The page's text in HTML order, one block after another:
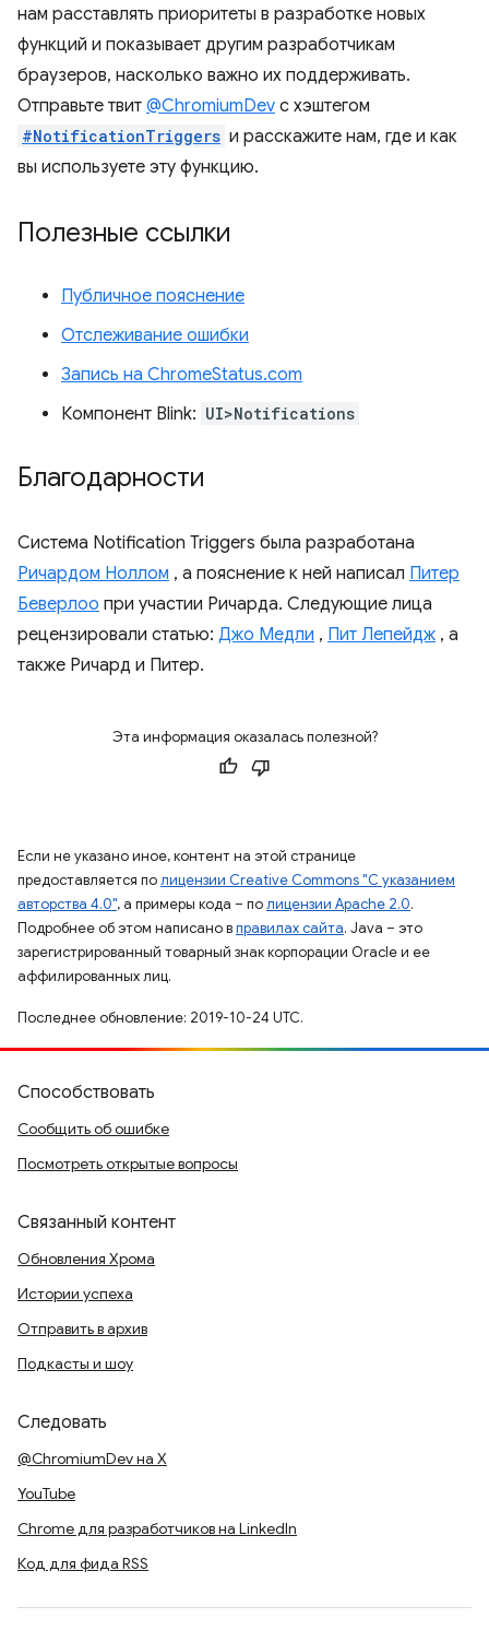
нам расставлять приоритеты в разработке новых
функций и показывает другим разработчикам
браузеров, насколько важно их поддерживать.
Отправьте твит @ChromiumDev с хэштегом
#NotificationTriggers и расскажите нам, где и как
вы используете эту функцию.
Полезные ссылки
Публичное пояснение
Отслеживание ошибки
Запись на ChromeStatus.com
Компонент Blink: UI>Notifications
Благодарности
Система Notification Triggers была разработана
Ричардом Ноллом , а пояснение к ней написал Питер
Беверлоо при участии Ричарда. Следующие лица
рецензировали статью: Джо Медли , Пит Лепейдж , а
также Ричард и Питер.
Эта информация оказалась полезной?
Если не указано иное, контент на этой странице
предоставляется полицензии Creative Commons "С указанием
авторства 4.0", а примеры кода – полицензии Apache 2.0.
Подробнее об этом написано вправилах сайта. Java – это
зарегистрированный товарный знак корпорации Oracle и ее
аффилированных лиц.
Последнее обновление: 2019-10-24 UTC.
Способствовать
Сообщить об ошибке
Посмотреть открытые вопросы
Связанный контент
Обновления Хрома
Истории успеха
Отправить в архив
Подкасты и шоу
Следовать
@ChromiumDev на X
YouTube
Chrome для разработчиков на LinkedIn
Код для фида RSS